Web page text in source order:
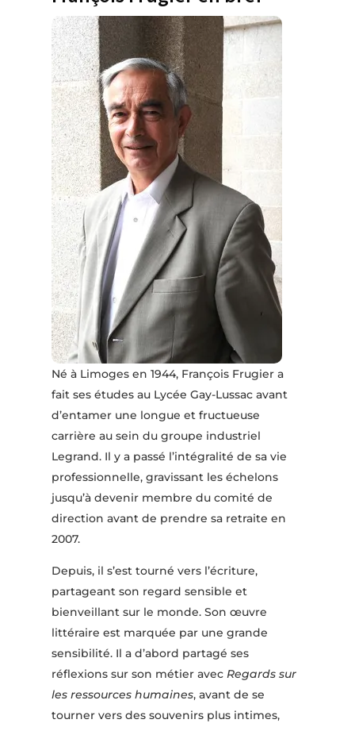
Né à Limoges en 1944, François Frugier a
fait ses études au Lycée Gay-Lussac avant
d’entamer une longue et fructueuse
carrière au sein du groupe industriel
Legrand. Il y a passé l’intégralité de sa vie
professionnelle, gravissant les échelons
jusqu’à devenir membre du comité de
direction avant de prendre sa retraite en
2007.
Depuis, il s’est tourné vers l’écriture,
partageant son regard sensible et
bienveillant sur le monde. Son œuvre
littéraire est marquée par une grande
sensibilité. Il a d’abord partagé ses
réflexions sur son métier avec Regards sur
les ressources humaines, avant de se
tourner vers des souvenirs plus intimes,